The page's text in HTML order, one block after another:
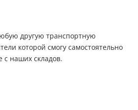
другую транспортную
которой смогу самостоятельно
с наших складов.